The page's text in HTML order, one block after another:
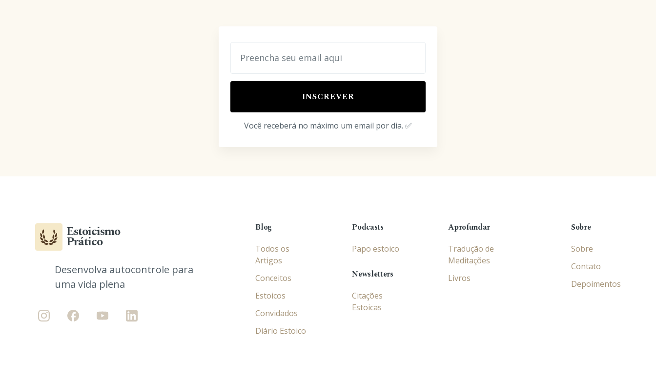
INSCREVER
Você receberá no máximo um email por dia. ✅
Estoicismo
Prático
Desenvolva autocontrole para
uma vida plena
Blog
Todos os
Artigos
Conceitos
Estoicos
Convidados
Diário Estoico
Podcasts
Papo estoico
Newsletters
Citações
Estoicas
Aprofundar
Tradução de
Meditações
Livros
Sobre
Sobre
Contato
Depoimentos